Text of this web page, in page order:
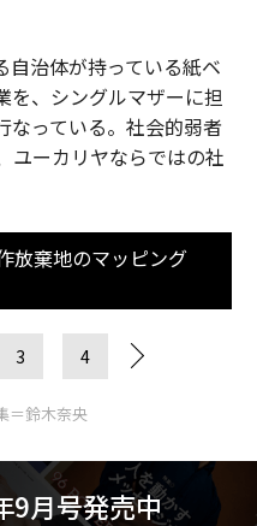
自治体が持っている紙ベ
を、シングルマザーに担
なっている。社会的弱者
ユーカリヤならではの社
放棄地のマッピング
3 4
鈴木奈央
9月号発売中